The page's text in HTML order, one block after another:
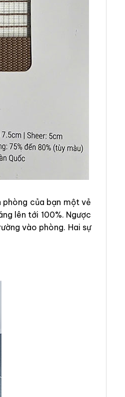
phòng của bạn một vẻ
lên tới 100%. Ngược
vào phòng. Hai sự